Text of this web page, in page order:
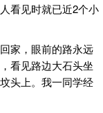
看见时就已近2个小
家，眼前的路永远
看见路边大石头坐
头上。我一同学经